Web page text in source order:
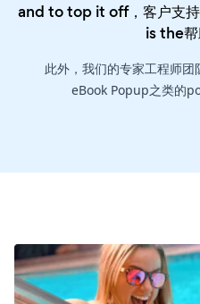
and to top it off，客户支
is the
此外，我们的专家工程师
eBook Popup之类的